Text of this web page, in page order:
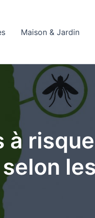
Maison & Jardin
à